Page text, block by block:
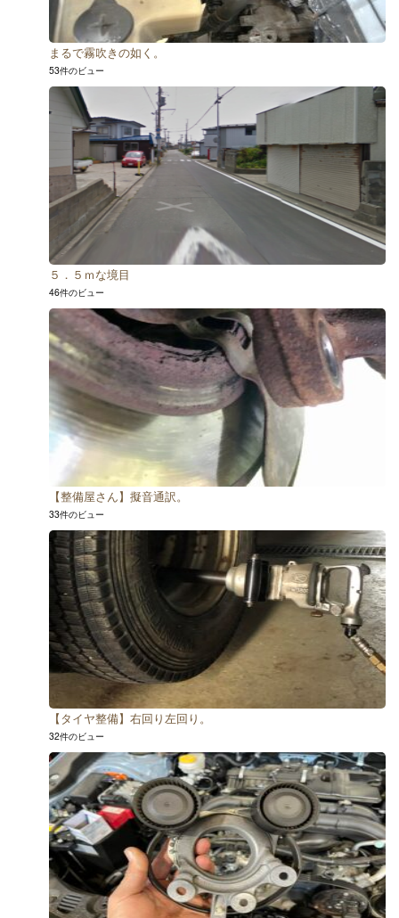
まるで霧吹きの如く。
53件のビュー
５．５ｍな境目
46件のビュー
【整備屋さん】擬音通訳。
33件のビュー
【タイヤ整備】右回り左回り。
32件のビュー